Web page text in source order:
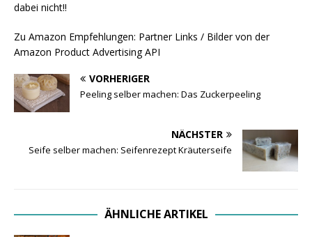
dabei nicht!!
Zu Amazon Empfehlungen: Partner Links / Bilder von der
Amazon Product Advertising API
VORHERIGER
Peeling selber machen: Das Zuckerpeeling
NÄCHSTER
Seife selber machen: Seifenrezept Kräuterseife
ÄHNLICHE ARTIKEL